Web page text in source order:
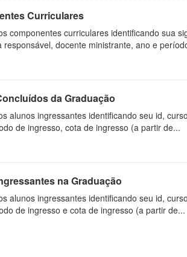
Curriculares
componentes curriculares identificando sua
responsável, docente ministrante, ano e
da Graduação
alunos ingressantes identificando seu id,
de ingresso, cota de ingresso (a partir de...
na Graduação
alunos ingressantes identificando seu id,
de ingresso e cota de ingresso (a partir de...